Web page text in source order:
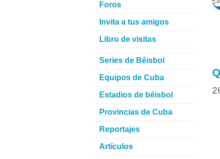
Foros
Invita a tus amigos
Libro de visitas
Series de Béisbol
Equipos de Cuba
Estadios de béisbol
Provincias de Cuba
Reportajes
Artículos